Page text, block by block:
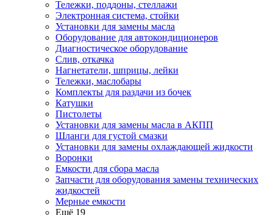
Тележки, поддоны, стеллажи
Электронная система, стойки
Установки для замены масла
Оборудование для автокондиционеров
Диагностическое оборудование
Слив, откачка
Нагнетатели, шприцы, лейки
Тележки, маслобары
Комплекты для раздачи из бочек
Катушки
Пистолеты
Установки для замены масла в АКПП
Шланги для густой смазки
Установки для замены охлаждающей жидкости
Воронки
Емкости для сбора масла
Запчасти для оборудования замены технических
жидкостей
Мерные емкости
Ещё 19